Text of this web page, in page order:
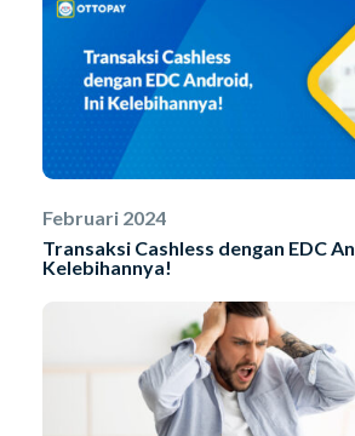
Februari 2024
Transaksi Cashless dengan EDC
Kelebihannya!